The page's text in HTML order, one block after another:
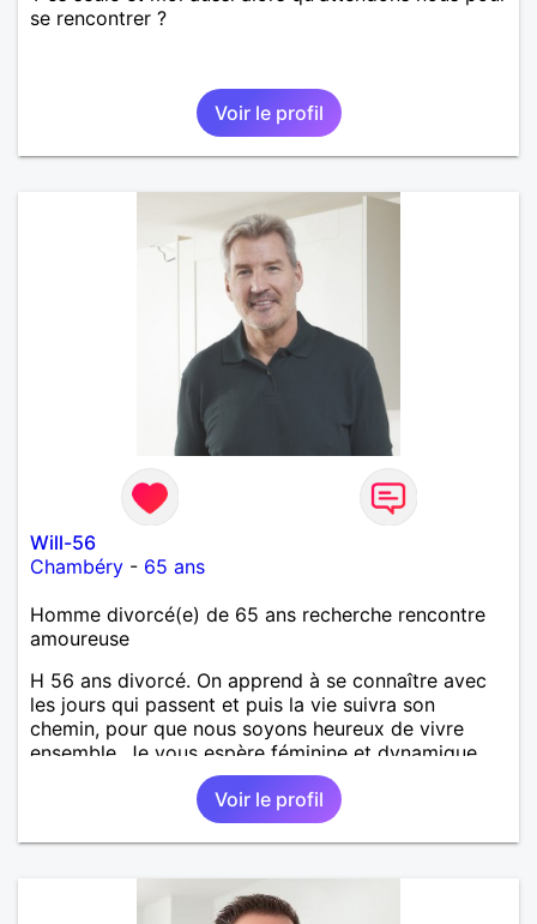
se rencontrer ?
Voir le profil
Will-56
Chambéry - 65 ans
Homme divorcé(e) de 65 ans recherche rencontre
amoureuse
H 56 ans divorcé. On apprend à se connaître avec
les jours qui passent et puis la vie suivra son
chemin, pour que nous soyons heureux de vivre
ensemble. Je vous espère féminine et dynamique,
ouverte et tolérante. Vos petits défauts seront sans
Voir le profil